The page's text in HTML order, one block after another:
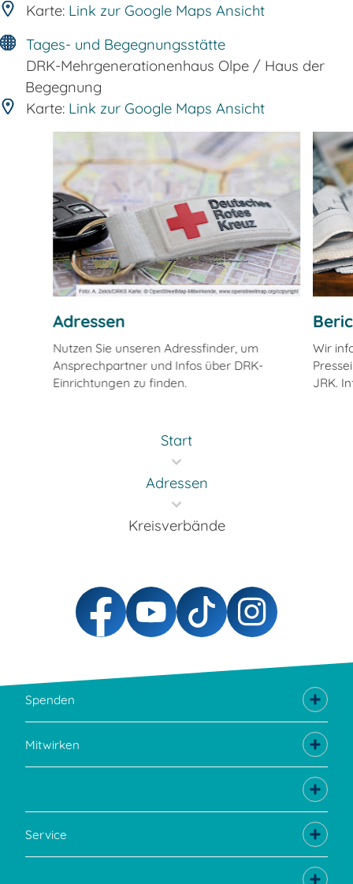
Karte: Link zur Google Maps Ansicht
Tages- und Begegnungsstätte
DRK-Mehrgenerationenhaus Olpe / Haus der
Begegnung
Karte: Link zur Google Maps Ansicht
Adressen
Nutzen Sie unseren Adressfinder, um
Ansprechpartner und Infos über DRK-
Einrichtungen zu finden.
Wir
JRK.
Start
Adressen
Kreisverbände
Spenden
Mitwirken
Service